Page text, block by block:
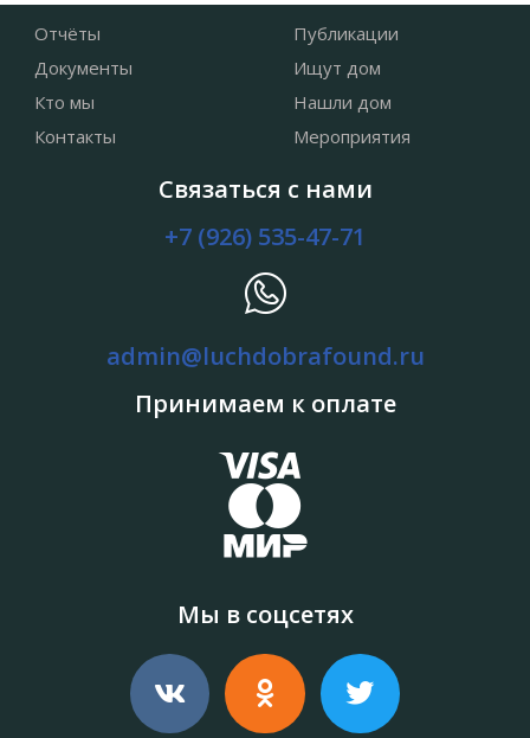
Отчёты
Документы
Кто мы
Контакты
Публикации
Ищут дом
Нашли дом
Мероприятия
Связаться с нами
+7 (926) 535-47-71
admin@luchdobrafound.ru
Принимаем к оплате
Мы в соцсетях